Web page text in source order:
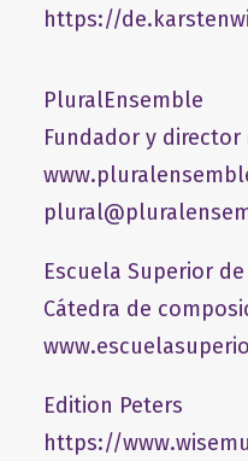
https://
PluralEnsemble
Fundador y
Escuela Superior
Cátedra de
Edition Peters
https://